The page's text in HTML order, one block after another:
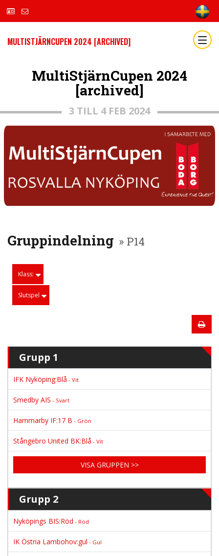
MULTISTJÄRNCUPEN 2024 [ARCHIVED]
MultiStjärnCupen 2024
[archived]
3 TILL 4 FEB 2024
Gruppindelning » P14
Klass:
Slutspel
Grupp 1
IFK Nyköping:Blå - Vit
Smedby AIS - Svart
Hammarby IF:17 B - Grön
Stångebro United BK:Blå - Vit
VISA GRUPPEN >>
Grupp 2
Nyköpings BIS:Röd - Röd
IK Östria Lambohov:gul - Gul